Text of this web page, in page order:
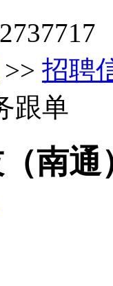
>> 招聘
跟单
南通